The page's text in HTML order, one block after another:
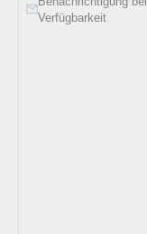
Verfügbarkeit